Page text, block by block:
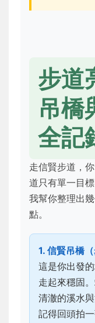
步道
吊橋
全記
走信賢步道，
道只有單一目
我幫你整理出
點。
1. 信賢吊橋（
這是你出發
走起來穩固
清澈的溪水
記得回頭拍